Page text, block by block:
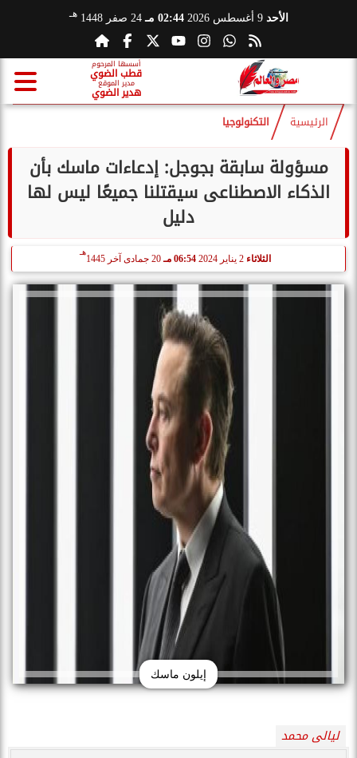
الأحد 9 أغسطس 2026 02:44 مـ 24 صفر 1448 هـ
أسسها المرحوم
قطب الضوي
مدير الموقع
هدير الضوي
الرئيسية التكنولوجيا
مسؤولة سابقة بجوجل: إدعاءات ماسك بأن
الذكاء الاصطناعى سيقتلنا جميعًا ليس لها
دليل
الثلاثاء 06:54 مـ 20 جمادى آخر 1445
هـ
إيلون ماسك
ليالى محمد